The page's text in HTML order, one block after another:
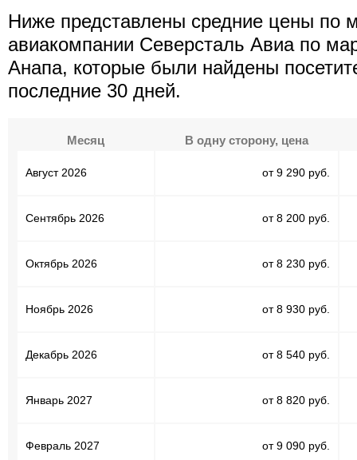
Ниже представлены средние цены по
авиакомпании Северсталь Авиа по
Анапа, которые были найдены
последние 30 дней.
Месяц В одну сторону, цена
Август 2026 от 9 290 руб.
Сентябрь 2026 от 8 200 руб.
Октябрь 2026 от 8 230 руб.
Ноябрь 2026 от 8 930 руб.
Декабрь 2026 от 8 540 руб.
Январь 2027 от 8 820 руб.
Февраль 2027 от 9 090 руб.